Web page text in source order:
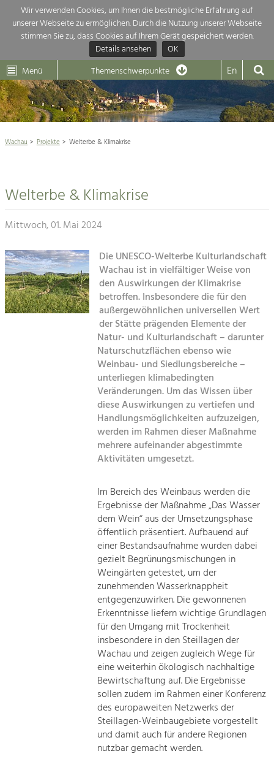
Wir verwenden Cookies, um Ihnen die bestmögliche Erfahrung auf
unserer Webseite zu ermöglichen. Durch die Nutzung unserer Webseite
stimmen Sie zu, dass Cookies auf Ihrem Gerät gespeichert werden.
Details ansehen
OK
Dunkelsteinerwald Klima
Menü Themenschwerpunkte En
Aktuelles
Weltkulturerbe Wachau 
Rückblick 25 Jahre Jubiläum
Architektur
Landwirtschaft & Tourismus
Projekte
Kirchen am Fluss
Themenübersicht
Die Regionalentwicklung in unserer Region ist sehr vielfältig. Deshalb
geben wir hier eine Übersicht über unsere Themenschwerpunkte. Für
mehr Informationen einfach das Thema anklicken und schon werden alle
Projekte in diesem Kontext angezeigt.
Natur- &
Baukultur
Land- & Forstwirtschaft
Bewirtschaftung und Pflege der
Kulturlandschaft.
Tourismus
Angebotsentwicklung und
Kunst & Kultur
Handwerk, Wissenschaft und Forschung.
Soziales, Bildung &
Gleichberechtigung, Jugend und
Mobilität & Energie
erneuerbare Energie
Steigerung regionaler Wertschöpfung
Wachau Projekte Welterbe & Klimakrise
Welterbe & Klimakrise
Mittwoch, 01. Mai 2024
Die UNESCO-Welterbe Kulturlandschaft
Wachau ist in vielfältiger Weise von
den Auswirkungen der Klimakrise
betroffen. Insbesondere die für den
außergewöhnlichen universellen Wert
der Stätte prägenden Elemente der
Natur- und Kulturlandschaft – darunter
Naturschutzflächen ebenso wie
Weinbau- und Siedlungsbereiche –
unterliegen klimabedingten
Veränderungen. Um das Wissen über
diese Auswirkungen zu vertiefen und
Handlungsmöglichkeiten aufzuzeigen,
werden im Rahmen dieser Maßnahme
mehrere aufeinander abgestimmte
Aktivitäten umgesetzt.
Im Bereich des Weinbaus werden die
Ergebnisse der Maßnahme „Das Wasser
dem Wein“ aus der Umsetzungsphase
öffentlich präsentiert. Aufbauend auf
einer Bestandsaufnahme wurden dabei
gezielt Begrünungsmischungen in
Weingärten getestet, um der
zunehmenden Wasserknappheit
entgegenzuwirken. Die gewonnenen
Erkenntnisse liefern wichtige Grundlagen
für den Umgang mit Trockenheit
insbesondere in den Steillagen der
Wachau und zeigen zugleich Wege für
eine weiterhin ökologisch nachhaltige
Bewirtschaftung auf. Die Ergebnisse
sollen zudem im Rahmen einer Konferenz
des europaweiten Netzwerks der
Steillagen-Weinbaugebiete vorgestellt
und damit auch für andere Regionen
nutzbar gemacht werden.